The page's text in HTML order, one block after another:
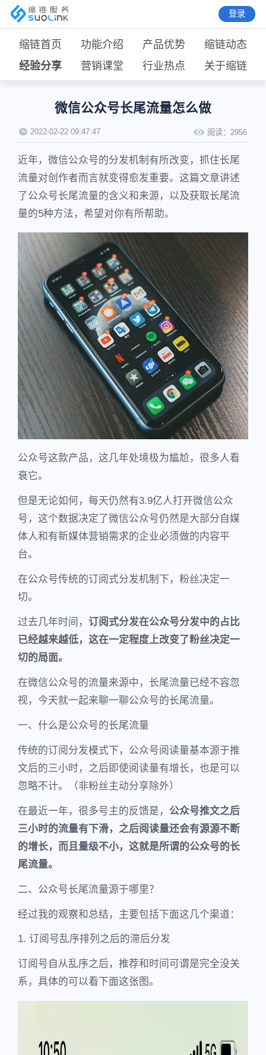
登录
缩链首页 功能介绍 产品优势
缩链动态
经验分享
营销课堂 行业热点 关于缩链
微信公众号长尾流量怎么做
2022-02-22 09:47:47 阅读： 2956
近年，微信公众号的分发机制有所改变，抓住长尾
流量对创作者而言就变得愈发重要。这篇文章讲述
了公众号长尾流量的含义和来源，以及获取长尾流
量的5种方法，希望对你有所帮助。
公众号这款产品，这几年处境极为尴尬，很多人看
衰它。
但是无论如何，每天仍然有3.9亿人打开微信公众
号，这个数据决定了微信公众号仍然是大部分自媒
体人和有新媒体营销需求的企业必须做的内容平
台。
在公众号传统的订阅式分发机制下，粉丝决定一
切。
过去几年时间， 订阅式分发在公众号分发中的占比
已经越来越低，这在一定程度上改变了粉丝决定一
切的局面。
在微信公众号的流量来源中，长尾流量已经不容忽
视，今天就一起来聊一聊公众号的长尾流量。
一、什么是公众号的长尾流量
传统的订阅分发模式下，公众号阅读量基本源于推
文后的三小时，之后即使阅读量有增长，也是可以
忽略不计。（非粉丝主动分享除外）
在最近一年，很多号主的反馈是， 公众号推文之后
三小时的流量有下滑，之后阅读量还会有源源不断
的增长，而且量级不小，这就是所谓的公众号的长
尾流量。
二、公众号长尾流量源于哪里？
经过我的观察和总结，主要包括下面这几个渠道：
1. 订阅号乱序排列之后的滞后分发
订阅号自从乱序之后，推荐和时间可谓是完全没关
系，具体的可以看下面这张图。